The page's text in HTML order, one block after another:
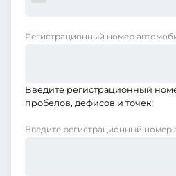
Регистрационный номер
Введите регистрационный
пробелов, дефисов и точек!
Введите регистрационный номер